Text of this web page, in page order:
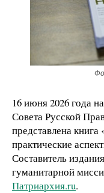
16 июня 2026 года
Совета Русской
представлена
практические
Составитель
гуманитарной
Патриархия.ru.